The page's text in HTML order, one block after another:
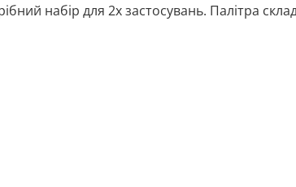
набір для 2х застосувань. Палітра